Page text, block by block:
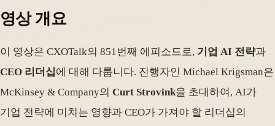
영상 개요
이 영상은 CXOTalk의 851번째 에피소드로, 기업 AI 전략과
CEO 리더십에 대해 다룹니다. 진행자인 Michael Krigsman은
McKinsey & Company의 Curt Strovink을 초대하여, AI가
기업 전략에 미치는 영향과 CEO가 가져야 할 리더십의